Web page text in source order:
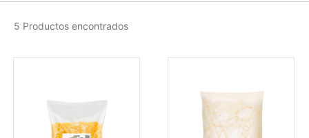
5 Productos encontrados